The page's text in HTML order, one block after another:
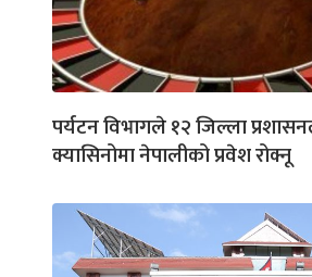
पर्यटन विभागले १२ जिल्ला
क्यासिनोमा नेपालीको प्रवेश रोक्नू